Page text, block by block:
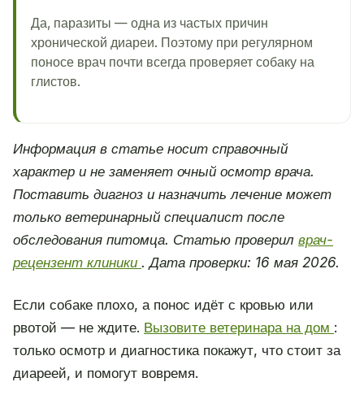
Да, паразиты — одна из частых причин
хронической диареи. Поэтому при регулярном
поносе врач почти всегда проверяет собаку на
глистов.
Информация в статье носит справочный
характер и не заменяет очный осмотр врача.
Поставить диагноз и назначить лечение может
только ветеринарный специалист после
обследования питомца. Статью проверил врач-
рецензент клиники . Дата проверки: 16 мая 2026.
Если собаке плохо, а понос идёт с кровью или
рвотой — не ждите. Вызовите ветеринара на дом :
только осмотр и диагностика покажут, что стоит за
диареей, и помогут вовремя.